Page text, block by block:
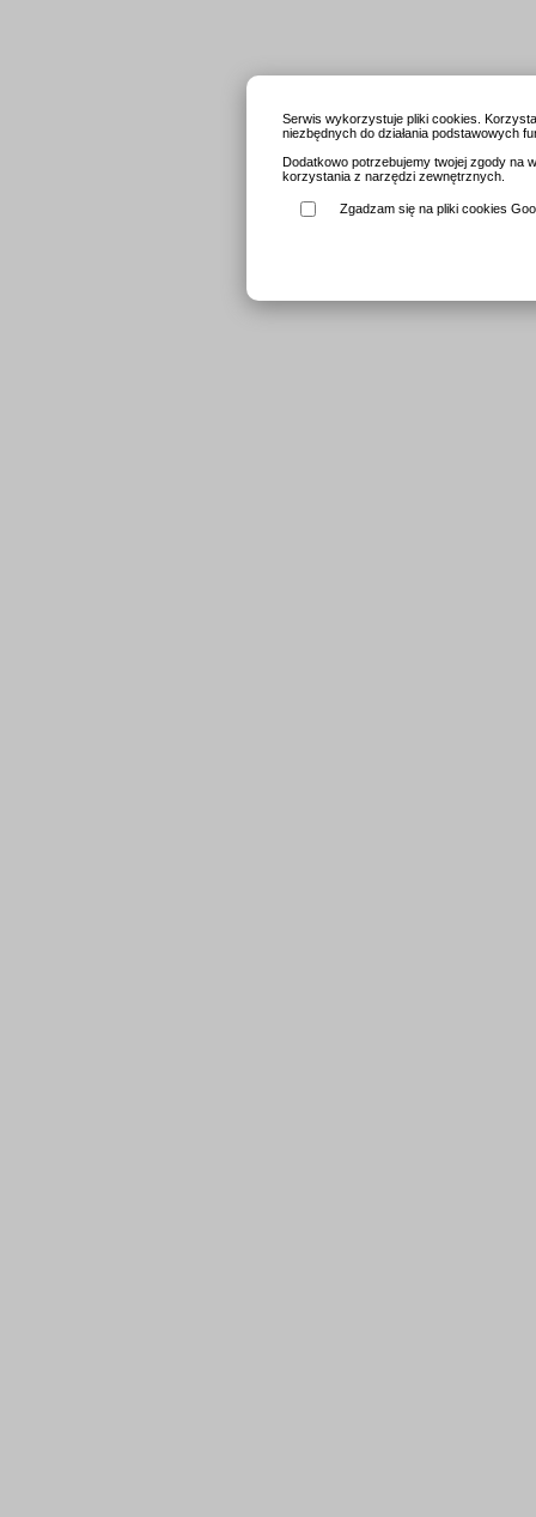
Serwis wykorzystuje pliki cookies.
niezbędnych do działania podstawowych
Dodatkowo potrzebujemy twojej zgody na
korzystania z narzędzi zewnętrznych.
Zgadzam się na pliki cookies